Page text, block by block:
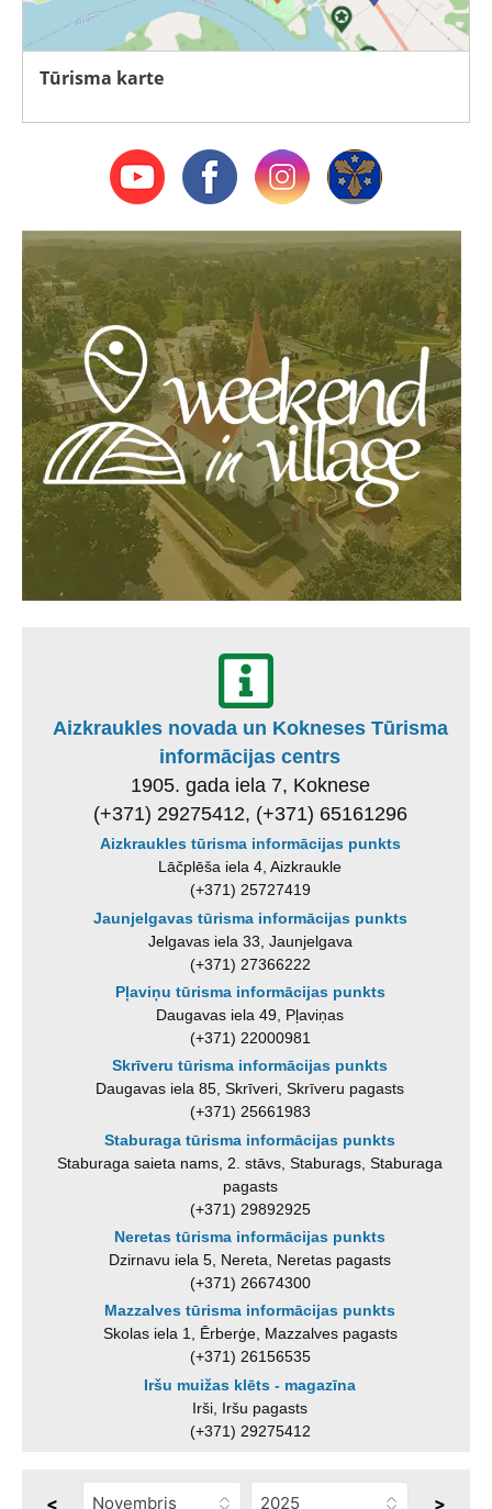
Tūrisma karte
Aizkraukles novada un Kokneses Tūrisma
informācijas centrs
1905. gada iela 7, Koknese
(+371) 29275412, (+371) 65161296
Aizkraukles tūrisma informācijas punkts
Lāčplēša iela 4, Aizkraukle
(+371) 25727419
Jaunjelgavas tūrisma informācijas punkts
Jelgavas iela 33, Jaunjelgava
(+371) 27366222
Pļaviņu tūrisma informācijas punkts
Daugavas iela 49, Pļaviņas
(+371) 22000981
Skrīveru tūrisma informācijas punkts
Daugavas iela 85, Skrīveri, Skrīveru pagasts
(+371) 25661983
Staburaga tūrisma informācijas punkts
Staburaga saieta nams, 2. stāvs, Staburags, Staburaga
pagasts
(+371) 29892925
Neretas tūrisma informācijas punkts
Dzirnavu iela 5, Nereta, Neretas pagasts
(+371) 26674300
Mazzalves tūrisma informācijas punkts
Skolas iela 1, Ērberģe, Mazzalves pagasts
(+371) 26156535
Iršu muižas klēts - magazīna
Irši, Iršu pagasts
(+371) 29275412
< >